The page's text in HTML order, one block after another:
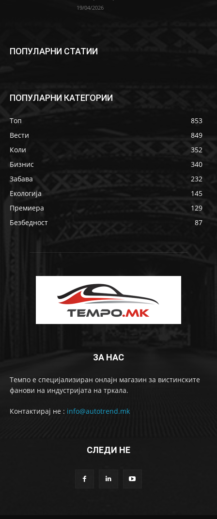
19/04/2026
ПОПУЛАРНИ СТАТИИ
ПОПУЛАРНИ КАТЕГОРИИ
Топ
853
Вести
849
Коли
352
Бизнис
340
Забава
232
Екологија
145
Премиера
129
Безбедност
87
ЗА НАС
Темпо е специјализиран онлајн магазин за вистинските
фанови на индустријата на тркала.
Контактирај не : info@autotrend.mk
СЛЕДИ НЕ